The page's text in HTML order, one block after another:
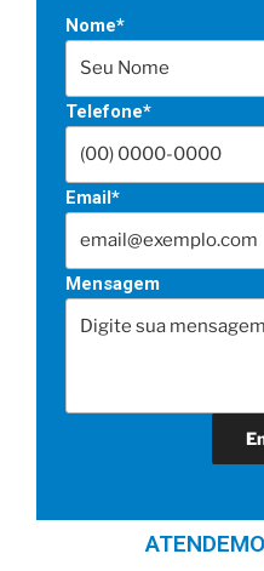
Nome*
Telefone*
Email*
Mensagem